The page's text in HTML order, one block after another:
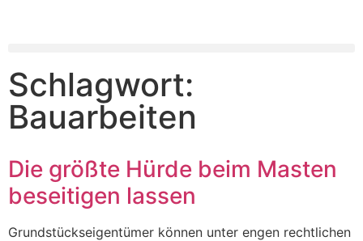
Schlagwort:
Bauarbeiten
Die größte Hürde beim Masten
beseitigen lassen
Grund­stücks­ei­gen­tü­mer kön­nen unter engen recht­li­chen